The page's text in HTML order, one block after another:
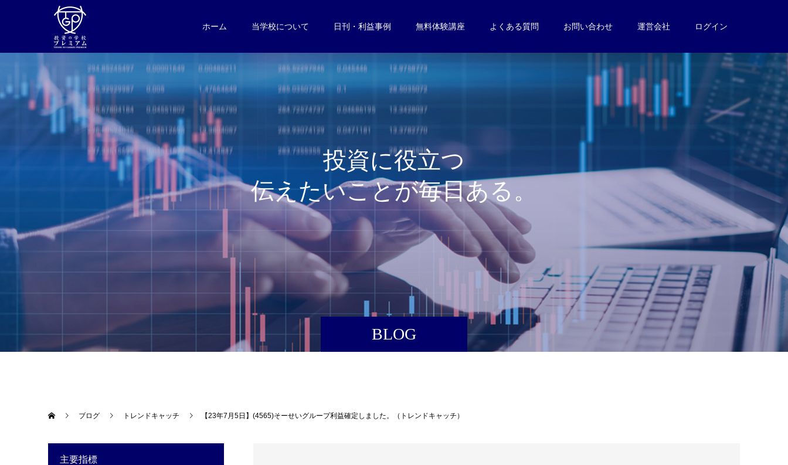
ホーム 当学校について 日刊・利益事例 無料体験講座 よくある質問 お問い合わせ 運営会社 ログイン
BLOG
投資に役立つ
伝え たいことが毎日あ る 。
ブログ トレンドキャッチ 【23年7月5日】(4565)そーせいグループ利益確定しました。（トレンドキャッチ）
主要指標